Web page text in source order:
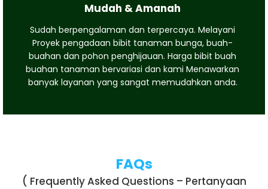
Mudah & Amanah
Sudah berpengalaman dan terpercaya. Melayani
Proyek pengadaan bibit tanaman bunga, buah-
buahan dan pohon penghijauan. Harga bibit buah
buahan tanaman bervariasi dan kami Menawarkan
banyak layanan yang sangat memudahkan anda.
FAQs
( Frequently Asked Questions – Pertanyaan